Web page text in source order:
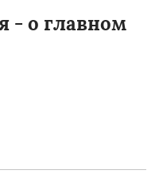
- о главном